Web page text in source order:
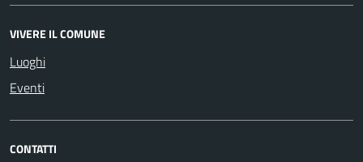
VIVERE IL COMUNE
Luoghi
Eventi
CONTATTI